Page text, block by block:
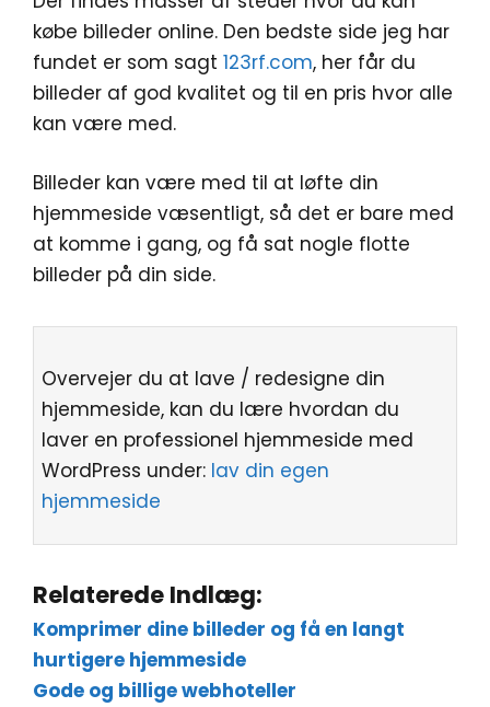
købe billeder online. Den bedste side jeg har
fundet er som sagt 123rf.com, her får du
billeder af god kvalitet og til en pris hvor alle
kan være med.
Billeder kan være med til at løfte din
hjemmeside væsentligt, så det er bare med
at komme i gang, og få sat nogle flotte
billeder på din side.
Overvejer du at lave / redesigne din
hjemmeside, kan du lære hvordan du
laver en professionel hjemmeside med
WordPress under: lav din egen
hjemmeside
Relaterede Indlæg:
Komprimer dine billeder og få en langt
hurtigere hjemmeside
Gode og billige webhoteller